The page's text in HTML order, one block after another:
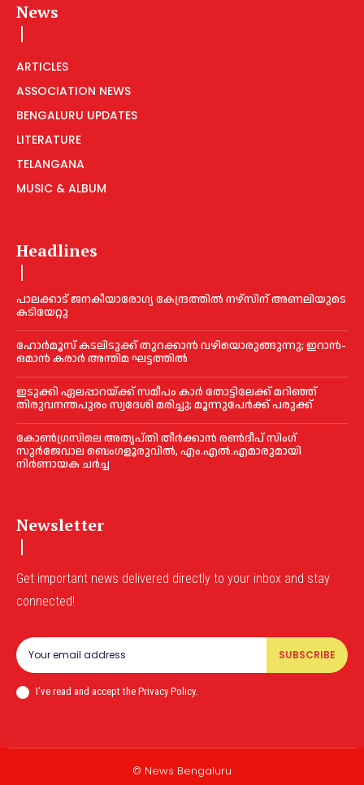
News
ARTICLES
ASSOCIATION NEWS
BENGALURU UPDATES
LITERATURE
TELANGANA
MUSIC & ALBUM
Headlines
പാലക്കാട് ജനകീയാരോഗ്യ കേന്ദ്രത്തില്‍ നഴ്‌സിന് അണലിയുടെ
കടിയേറ്റു
ഹോർമൂസ് കടലിടുക്ക് തുറക്കാൻ വഴിയൊരുങ്ങുന്നു; ഇറാൻ-
ഒമാൻ കരാർ അന്തിമ ഘട്ടത്തിൽ
ഇടുക്കി ഏലപ്പാറയ്ക്ക് സമീപം കാര്‍ തോട്ടിലേക്ക് മറിഞ്ഞ്
തിരുവനന്തപുരം സ്വദേശി മരിച്ചു; മൂന്നുപേര്‍ക്ക് പരുക്ക്
കോൺഗ്രസിലെ അതൃപ്തി തീർക്കാൻ രൺദീപ് സിംഗ്
സുര്‍ജേവാല ബെംഗളൂരുവിൽ, എം.എൽ.എമാരുമായി
നിർണായക ചർച്ച
Newsletter
Get important news delivered directly to your inbox and stay
connected!
SUBSCRIBE
I've read and accept the Privacy Policy.
© News Bengaluru